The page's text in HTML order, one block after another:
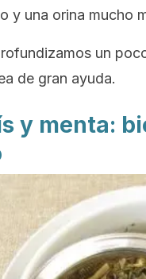
y una orina mucho
un
de gran ayuda.
y menta: